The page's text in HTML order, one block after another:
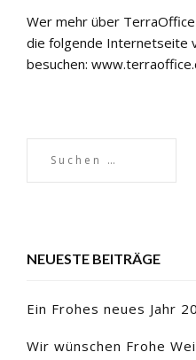
Wer mehr über
die folgende Internetseite
besuchen:
NEUESTE BEITRÄGE
Ein Frohes neues Jahr
Wir wünschen Frohe